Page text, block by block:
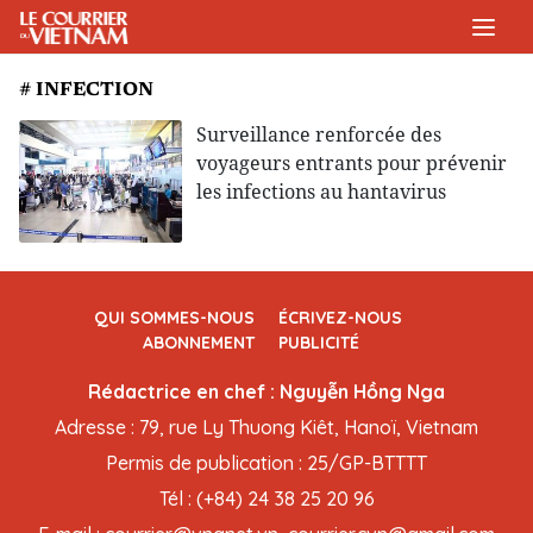
# INFECTION
Surveillance renforcée des
voyageurs entrants pour prévenir
les infections au hantavirus
QUI SOMMES-NOUS
ÉCRIVEZ-NOUS
ABONNEMENT
PUBLICITÉ
Rédactrice en chef : Nguyễn Hồng Nga
Adresse : 79, rue Ly Thuong Kiêt, Hanoï, Vietnam
Permis de publication : 25/GP-BTTTT
Tél : (+84) 24 38 25 20 96